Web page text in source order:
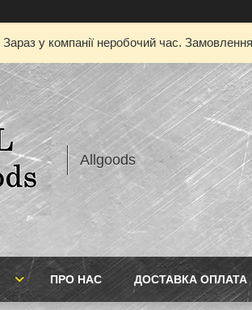
Зараз у компанії неробочий час.
Allgoods
ПРО НАС ДОСТАВКА ОПЛАТА